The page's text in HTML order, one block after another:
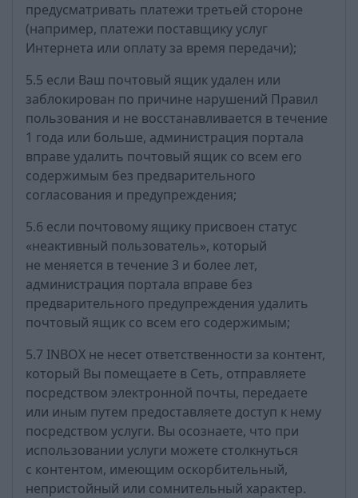
предусматривать платежи третьей стороне
(например, платежи поставщику услуг
Интернета или оплату за время передачи);
5.5 если Ваш почтовый ящик удален или
заблокирован по причине нарушений Правил
пользования и не восстанавливается в течение
1 года или больше, администрация портала
вправе удалить почтовый ящик со всем его
содержимым без предварительного
согласования и предупреждения;
5.6 если почтовому ящику присвоен статус
«неактивный пользователь», который
не меняется в течение 3 и более лет,
администрация портала вправе без
предварительного предупреждения удалить
почтовый ящик со всем его содержимым;
5.7 INBOX не несет ответственности за контент,
который Вы помещаете в Сеть, отправляете
посредством электронной почты, передаете
или иным путем предоставляете доступ к нему
посредством услуги. Вы осознаете, что при
использовании услуги можете столкнуться
с контентом, имеющим оскорбительный,
непристойный или сомнительный характер.